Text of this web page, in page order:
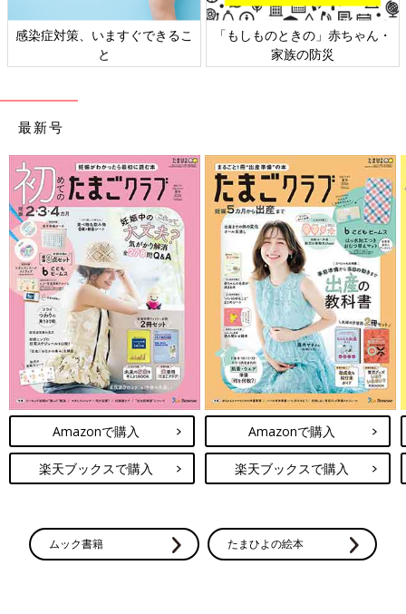
「もしものときの」赤ちゃん・
家族の防災
日本外来小児科学会リーフレ
ト検討会
最新号
Amazonで購入
楽天ブックスで購入
Amazonで購入
楽天ブックスで購入
ムック書籍 たまひよの絵本